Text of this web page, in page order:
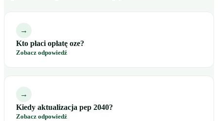
→
Kto płaci opłatę oze?
Zobacz odpowiedź
→
Kiedy aktualizacja pep 2040?
Zobacz odpowiedź